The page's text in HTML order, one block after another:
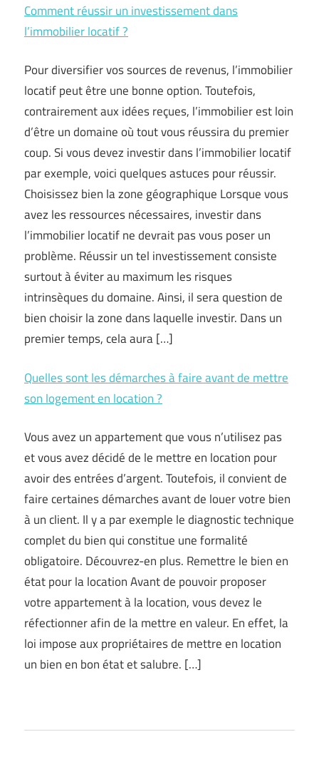
Comment réussir un investissement dans
l’immobilier locatif ?
Pour diversifier vos sources de revenus, l’immobilier
locatif peut être une bonne option. Toutefois,
contrairement aux idées reçues, l’immobilier est loin
d’être un domaine où tout vous réussira du premier
coup. Si vous devez investir dans l’immobilier locatif
par exemple, voici quelques astuces pour réussir.
Choisissez bien la zone géographique Lorsque vous
avez les ressources nécessaires, investir dans
l’immobilier locatif ne devrait pas vous poser un
problème. Réussir un tel investissement consiste
surtout à éviter au maximum les risques
intrinsèques du domaine. Ainsi, il sera question de
bien choisir la zone dans laquelle investir. Dans un
premier temps, cela aura […]
Quelles sont les démarches à faire avant de mettre
son logement en location ?
Vous avez un appartement que vous n’utilisez pas
et vous avez décidé de le mettre en location pour
avoir des entrées d’argent. Toutefois, il convient de
faire certaines démarches avant de louer votre bien
à un client. Il y a par exemple le diagnostic technique
complet du bien qui constitue une formalité
obligatoire. Découvrez-en plus. Remettre le bien en
état pour la location Avant de pouvoir proposer
votre appartement à la location, vous devez le
réfectionner afin de la mettre en valeur. En effet, la
loi impose aux propriétaires de mettre en location
un bien en bon état et salubre. […]